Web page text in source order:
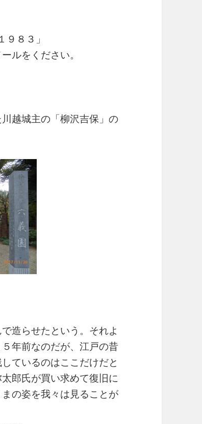
８３」
ルをください。
越城主の「柳沢吉保」の
造らせたという。それよ
年前なのだが、江戸の昔
ているのはここだけだと
郎氏が買い求めて復旧に
の姿を我々は見ることが